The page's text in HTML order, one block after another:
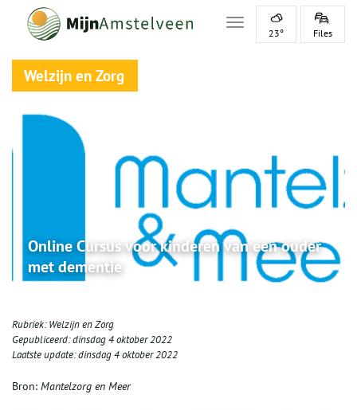
Toggle navigation
23° Files
Welzijn en Zorg
Online Cursus voor kinderen van een ouder
met dementie
Rubriek:Welzijn en Zorg
Gepubliceerd:dinsdag 4 oktober 2022
Laatste update:dinsdag 4 oktober 2022
Bron: Mantelzorg en Meer